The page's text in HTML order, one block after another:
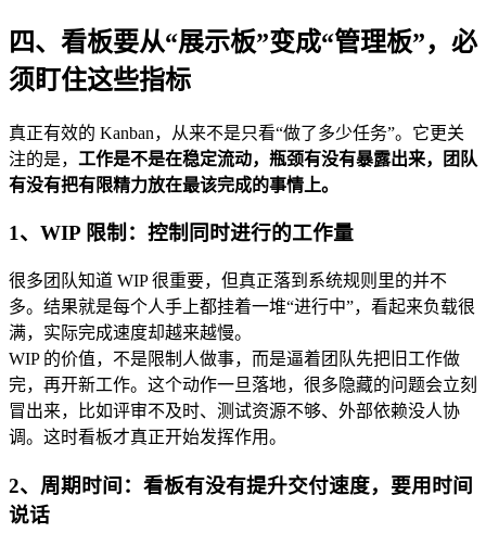
四、看板要从“展示板”变成“管理板”，必
须盯住这些指标
真正有效的 Kanban，从来不是只看“做了多少任务”。它更关
注的是， 工作是不是在稳定流动，瓶颈有没有暴露出来，团队
有没有把有限精力放在最该完成的事情上。
1、WIP 限制：控制同时进行的工作量
很多团队知道 WIP 很重要，但真正落到系统规则里的并不
多。结果就是每个人手上都挂着一堆“进行中”，看起来负载很
满，实际完成速度却越来越慢。
WIP 的价值，不是限制人做事，而是逼着团队先把旧工作做
完，再开新工作。这个动作一旦落地，很多隐藏的问题会立刻
冒出来，比如评审不及时、测试资源不够、外部依赖没人协
调。这时看板才真正开始发挥作用。
2、周期时间：看板有没有提升交付速度，要用时间
说话